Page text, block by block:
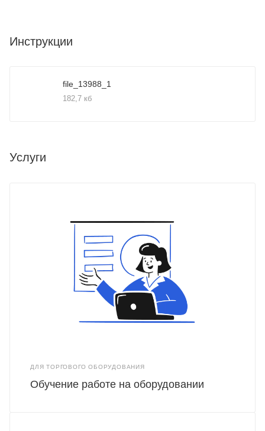
Инструкции
file_13988_1
182,7 кб
Услуги
ДЛЯ ТОРГОВОГО ОБОРУДОВАНИЯ
Обучение работе на оборудовании